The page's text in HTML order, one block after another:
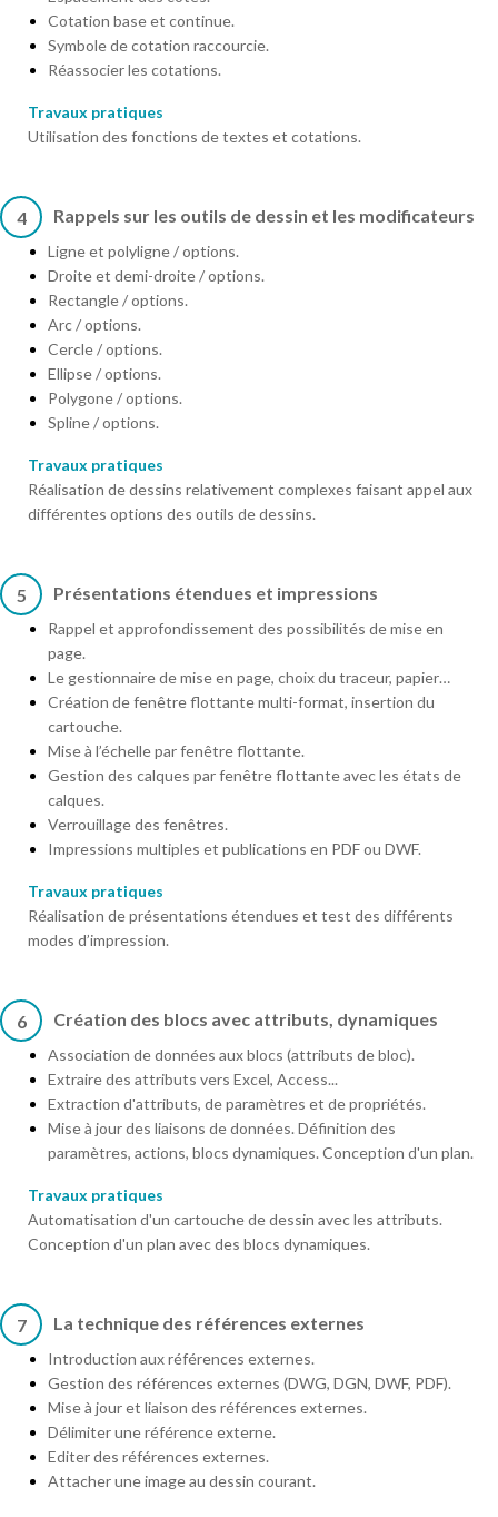
Cotation base et continue.
Symbole de cotation raccourcie.
Réassocier les cotations.
Travaux pratiques
Utilisation des fonctions de textes et cotations.
4 Rappels sur les outils de dessin et les modificateurs
Ligne et polyligne / options.
Droite et demi-droite / options.
Rectangle / options.
Arc / options.
Cercle / options.
Ellipse / options.
Polygone / options.
Spline / options.
Travaux pratiques
Réalisation de dessins relativement complexes faisant appel aux
différentes options des outils de dessins.
5 Présentations étendues et impressions
Rappel et approfondissement des possibilités de mise en
page.
Le gestionnaire de mise en page, choix du traceur, papier…
Création de fenêtre flottante multi-format, insertion du
cartouche.
Mise à l’échelle par fenêtre flottante.
Gestion des calques par fenêtre flottante avec les états de
calques.
Verrouillage des fenêtres.
Impressions multiples et publications en PDF ou DWF.
Travaux pratiques
Réalisation de présentations étendues et test des différents
modes d’impression.
6 Création des blocs avec attributs, dynamiques
Association de données aux blocs (attributs de bloc).
Extraire des attributs vers Excel, Access...
Extraction d'attributs, de paramètres et de propriétés.
Mise à jour des liaisons de données. Définition des
paramètres, actions, blocs dynamiques. Conception d'un plan.
Travaux pratiques
Automatisation d'un cartouche de dessin avec les attributs.
Conception d'un plan avec des blocs dynamiques.
7 La technique des références externes
Introduction aux références externes.
Gestion des références externes (DWG, DGN, DWF, PDF).
Mise à jour et liaison des références externes.
Délimiter une référence externe.
Editer des références externes.
Attacher une image au dessin courant.